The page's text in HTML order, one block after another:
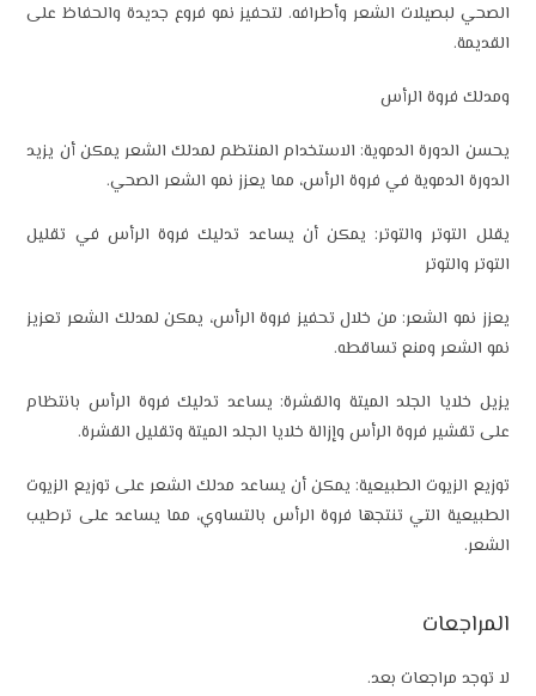
الصحي لبصيلات الشعر وأطرافه. لتحفيز نمو فروع جديدة والحفاظ على
القديمة.
ومدلك فروة الرأس
يحسن الدورة الدموية: الاستخدام المنتظم لمدلك الشعر يمكن أن يزيد
الدورة الدموية في فروة الرأس، مما يعزز نمو الشعر الصحي.
يقلل التوتر والتوتر: يمكن أن يساعد تدليك فروة الرأس في تقليل
التوتر والتوتر
يعزز نمو الشعر: من خلال تحفيز فروة الرأس، يمكن لمدلك الشعر تعزيز
نمو الشعر ومنع تساقطه.
يزيل خلايا الجلد الميتة والقشرة: يساعد تدليك فروة الرأس بانتظام
على تقشير فروة الرأس وإزالة خلايا الجلد الميتة وتقليل القشرة.
توزيع الزيوت الطبيعية: يمكن أن يساعد مدلك الشعر على توزيع الزيوت
الطبيعية التي تنتجها فروة الرأس بالتساوي، مما يساعد على ترطيب
الشعر.
المراجعات
لا توجد مراجعات بعد.